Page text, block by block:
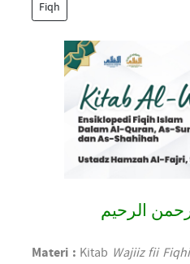
Fiqh
الرحيم
Materi : Kitab Wajiiz fii